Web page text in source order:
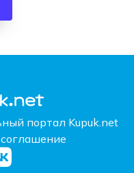
портал Kupuk.net